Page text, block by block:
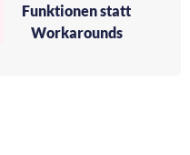
Funktionen statt
Workarounds